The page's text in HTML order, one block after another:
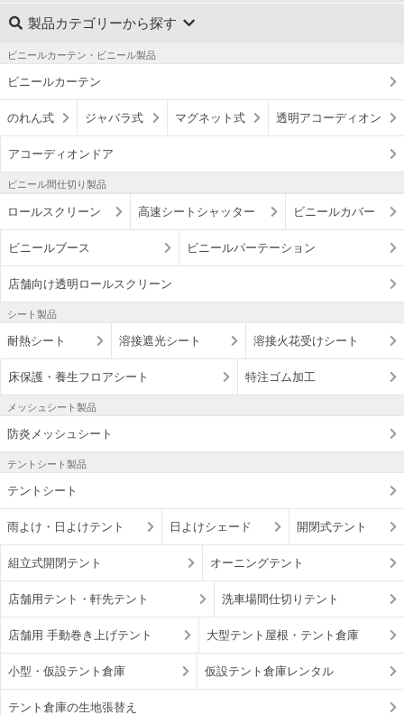
製品カテゴリーから探す
ビニールカーテン・ビニール製品
ビニールカーテン
のれん式 ジャバラ式 マグネット式 透明アコーディオン
アコーディオンドア
ビニール間仕切り製品
ロールスクリーン 高速シートシャッター ビニールカバー
ビニールブース ビニールパーテーション
店舗向け透明ロールスクリーン
シート製品
耐熱シート 溶接遮光シート 溶接火花受けシート
床保護・養生フロアシート 特注ゴム加工
メッシュシート製品
防炎メッシュシート
テントシート製品
テントシート
雨よけ・日よけテント 日よけシェード 開閉式テント
組立式開閉テント オーニングテント
店舗用テント・軒先テント 洗車場間仕切りテント
店舗用 手動巻き上げテント 大型テント屋根・テント倉庫
小型・仮設テント倉庫 仮設テント倉庫レンタル
テント倉庫の生地張替え